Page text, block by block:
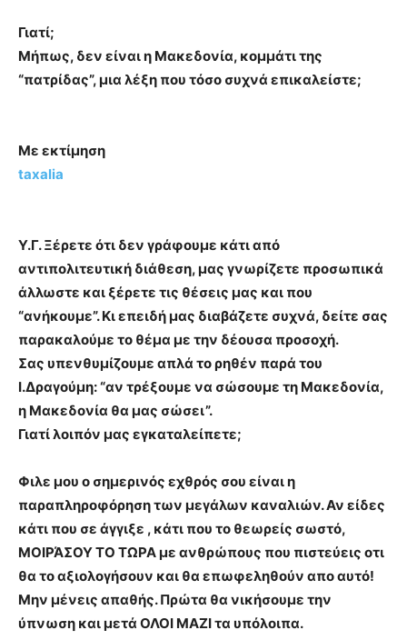
Γιατί;
Μήπως, δεν είναι η Μακεδονία, κομμάτι της
“πατρίδας”, μια λέξη που τόσο συχνά επικαλείστε;
Με εκτίμηση
taxalia
Υ.Γ. Ξέρετε ότι δεν γράφουμε κάτι από
αντιπολιτευτική διάθεση, μας γνωρίζετε προσωπικά
άλλωστε και ξέρετε τις θέσεις μας και που
“ανήκουμε”. Κι επειδή μας διαβάζετε συχνά, δείτε σας
παρακαλούμε το θέμα με την δέουσα προσοχή.
Σας υπενθυμίζουμε απλά το ρηθέν παρά του
Ι.Δραγούμη: “αν τρέξουμε να σώσουμε τη Μακεδονία,
η Μακεδονία θα μας σώσει”.
Γιατί λοιπόν μας εγκαταλείπετε;
Φιλε μου ο σημερινός εχθρός σου είναι η
παραπληροφόρηση των μεγάλων καναλιών. Αν είδες
κάτι που σε άγγιξε , κάτι που το θεωρείς σωστό,
ΜΟΙΡΆΣΟΥ ΤΟ ΤΩΡΑ με ανθρώπους που πιστεύεις οτι
θα το αξιολογήσουν και θα επωφεληθούν απο αυτό!
Μην μένεις απαθής. Πρώτα θα νικήσουμε την
ύπνωση και μετά ΟΛΟΙ ΜΑΖΙ τα υπόλοιπα.